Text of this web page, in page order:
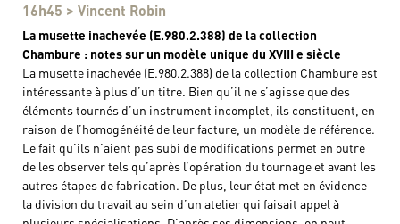
16h45 > Vincent Robin
La musette inachevée (E.980.2.388) de la collection
Chambure : notes sur un modèle unique du XVIII e siècle
La musette inachevée (E.980.2.388) de la collection Chambure est
intéressante à plus d’un titre. Bien qu’il ne s’agisse que des
éléments tournés d’un instrument incomplet, ils constituent, en
raison de l’homogénéité de leur facture, un modèle de référence.
Le fait qu’ils n’aient pas subi de modifications permet en outre
de les observer tels qu’après l’opération du tournage et avant les
autres étapes de fabrication. De plus, leur état met en évidence
la division du travail au sein d’un atelier qui faisait appel à